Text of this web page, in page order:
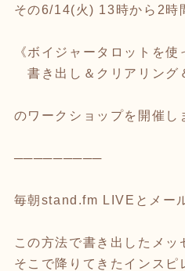
その6/14(火) 13時から2時
《ボイジャータロットを使
書き出し＆クリアリング
のワークショップを開催し
─────────
毎朝stand.fm LIVEとメー
この方法で書き出したメッ
そこで降りてきたインスピ